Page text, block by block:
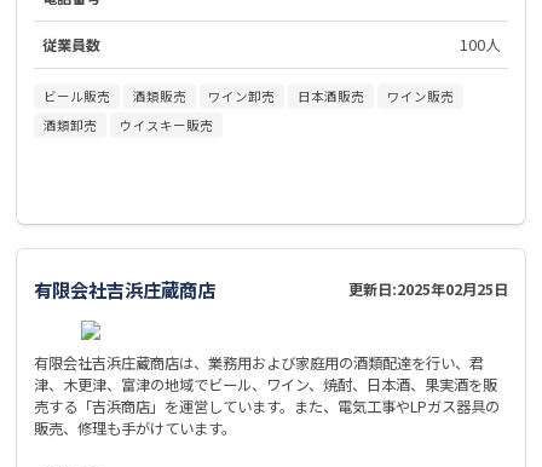
従業員数 100人
ビール販売 酒類販売 ワイン卸売 日本酒販売
ワイン販売
酒類卸売
ウイスキー販売
有限会社吉浜庄蔵商店 更新日:2025年02月25日
有限会社吉浜庄蔵商店は、業務用および家庭用の酒類配達を行い、君
津、木更津、富津の地域でビール、ワイン、焼酎、日本酒、果実酒を販
売する「吉浜商店」を運営しています。また、電気工事やLPガス器具の
販売、修理も手がけています。